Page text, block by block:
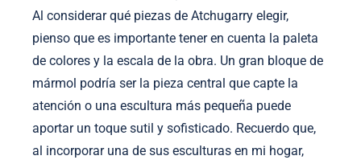
Al considerar qué piezas de Atchugarry elegir,
pienso que es importante tener en cuenta la paleta
de colores y la escala de la obra. Un gran bloque de
mármol podría ser la pieza central que capte la
atención o una escultura más pequeña puede
aportar un toque sutil y sofisticado. Recuerdo que,
al incorporar una de sus esculturas en mi hogar,